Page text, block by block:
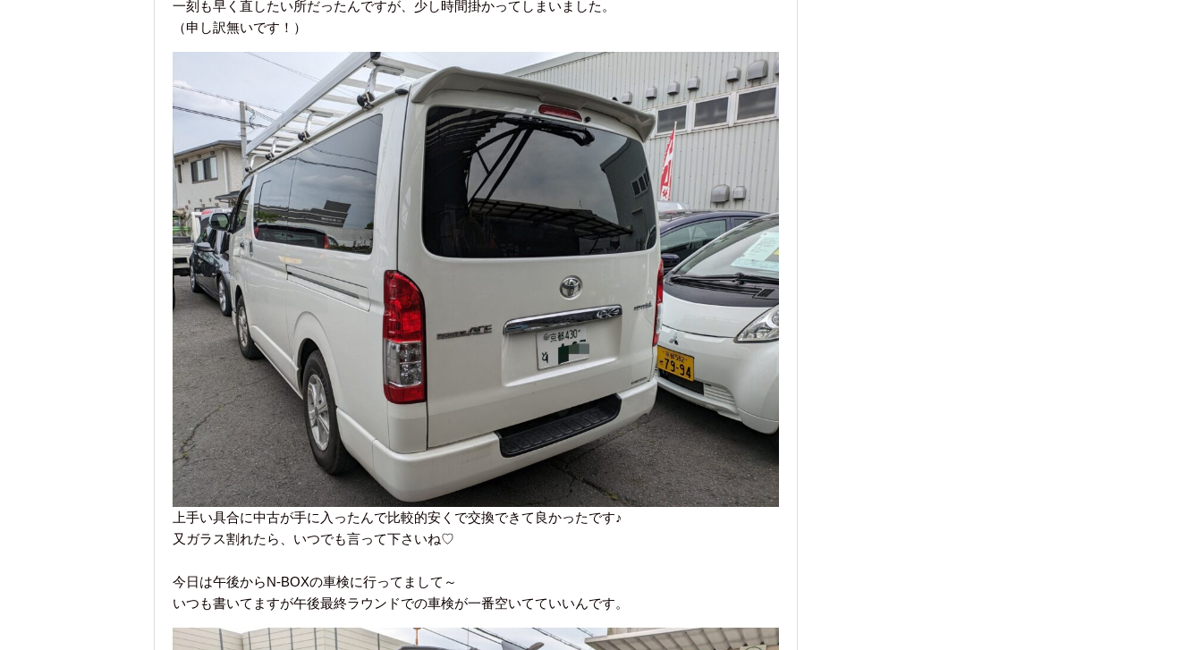
一刻も早く直したい所だったんですが、少し時間掛かってしまいました。
（申し訳無いです！）
上手い具合に中古が手に入ったんで比較的安くで交換できて良かったです♪
又ガラス割れたら、いつでも言って下さいね♡
今日は午後からN-BOXの車検に行ってまして～
いつも書いてますが午後最終ラウンドでの車検が一番空いてていいんです。